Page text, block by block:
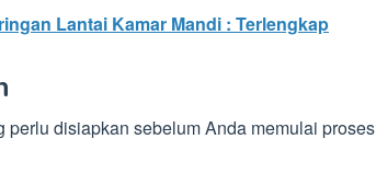
Lantai Kamar Mandi : Terlengkap
disiapkan sebelum Anda memulai proses